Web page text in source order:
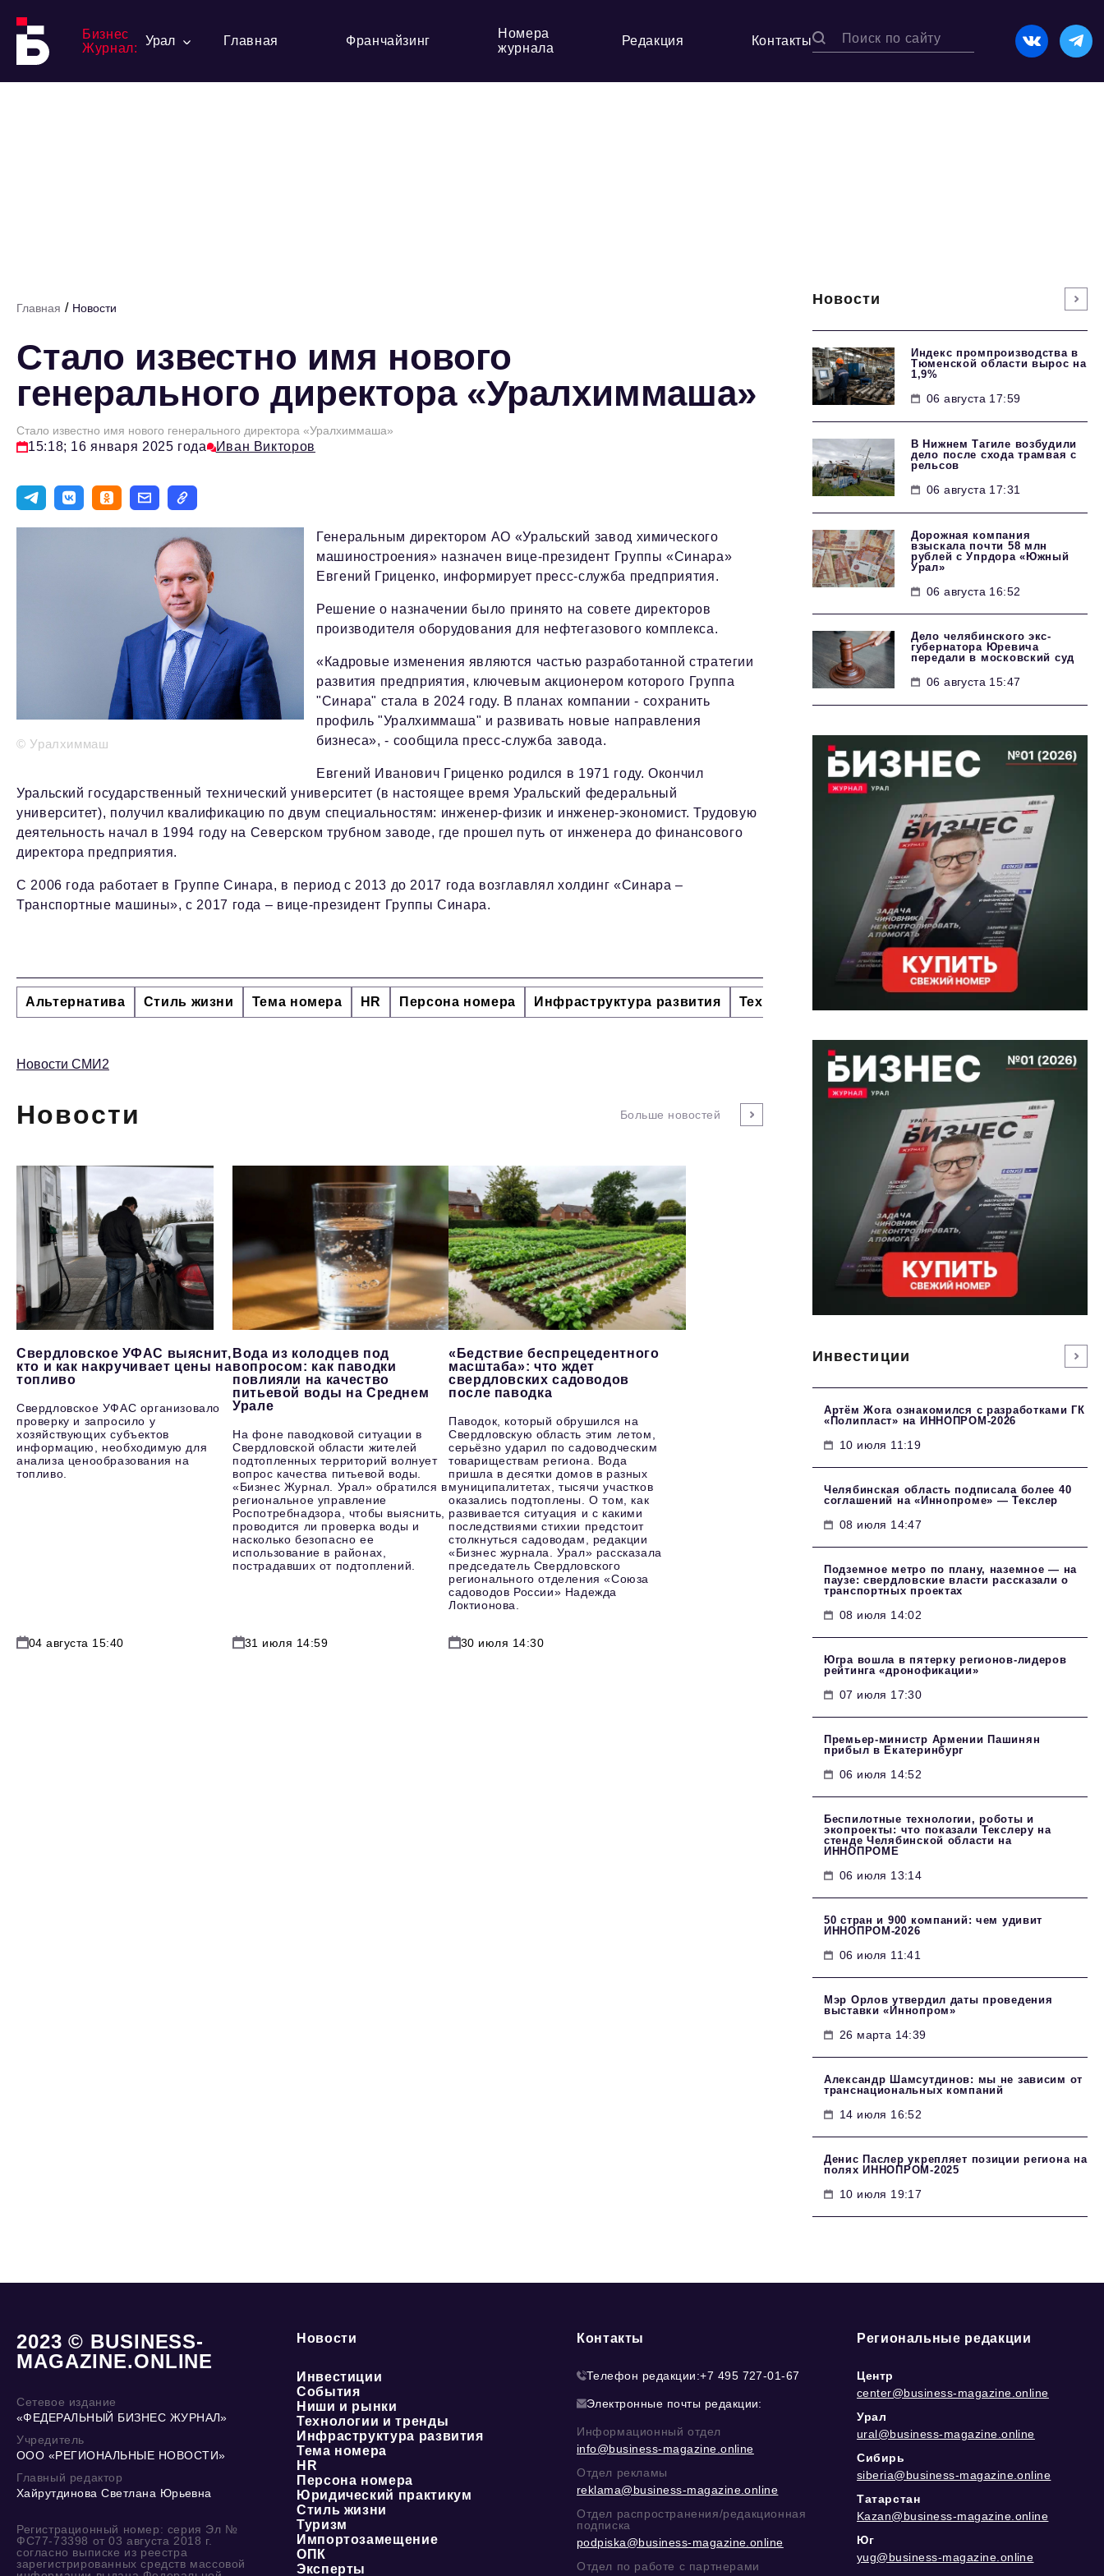
Бизнес
Журнал:
Урал Главная Франчайзинг
Номера
журнала
Редакция Контакты
Главная / Новости
Стало известно имя нового
генерального директора «Уралхиммаша»
Стало известно имя нового генерального директора «Уралхиммаша»
15:18; 16 января 2025 года Иван Викторов
© Уралхиммаш
Генеральным директором АО «Уральский завод химического
машиностроения» назначен вице-президент Группы «Синара»
Евгений Гриценко, информирует пресс-служба предприятия.
Решение о назначении было принято на совете директоров
производителя оборудования для нефтегазового комплекса.
«Кадровые изменения являются частью разработанной стратегии
развития предприятия, ключевым акционером которого Группа
"Синара" стала в 2024 году. В планах компании - сохранить
профиль "Уралхиммаша" и развивать новые направления
бизнеса», - сообщила пресс-служба завода.
Евгений Иванович Гриценко родился в 1971 году. Окончил
Уральский государственный технический университет (в настоящее время Уральский федеральный
университет), получил квалификацию по двум специальностям: инженер-физик и инженер-экономист. Трудовую
деятельность начал в 1994 году на Северском трубном заводе, где прошел путь от инженера до финансового
директора предприятия.
С 2006 года работает в Группе Синара, в период с 2013 до 2017 года возглавлял холдинг «Синара –
Транспортные машины», с 2017 года – вице-президент Группы Синара.
Альтернатива Стиль жизни Тема номера HR Персона номера Инфраструктура развития Технологии и тренды
Новости СМИ2
Новости Больше новостей
Свердловское УФАС выяснит,
кто и как накручивает цены на
топливо
Свердловское УФАС организовало
проверку и запросило у
хозяйствующих субъектов
информацию, необходимую для
анализа ценообразования на
топливо.
04 августа 15:40
Вода из колодцев под
вопросом: как паводки
повлияли на качество
питьевой воды на Среднем
Урале
На фоне паводковой ситуации в
Свердловской области жителей
подтопленных территорий волнует
вопрос качества питьевой воды.
«Бизнес Журнал. Урал» обратился в
региональное управление
Роспотребнадзора, чтобы выяснить,
проводится ли проверка воды и
насколько безопасно ее
использование в районах,
пострадавших от подтоплений.
31 июля 14:59
«Бедствие беспрецедентного
масштаба»: что ждет
свердловских садоводов
после паводка
Паводок, который обрушился на
Свердловскую область этим летом,
серьёзно ударил по садоводческим
товариществам региона. Вода
пришла в десятки домов в разных
муниципалитетах, тысячи участков
оказались подтоплены. О том, как
развивается ситуация и с какими
последствиями стихии предстоит
столкнуться садоводам, редакции
«Бизнес журнала. Урал» рассказала
председатель Свердловского
регионального отделения «Союза
садоводов России» Надежда
Локтионова.
30 июля 14:30
Новости
Индекс промпроизводства в
Тюменской области вырос на
1,9%
06 августа 17:59
В Нижнем Тагиле возбудили
дело после схода трамвая с
рельсов
06 августа 17:31
Дорожная компания
взыскала почти 58 млн
рублей с Упрдора «Южный
Урал»
06 августа 16:52
Дело челябинского экс-
губернатора Юревича
передали в московский суд
06 августа 15:47
Инвестиции
Артём Жога ознакомился с разработками ГК
«Полипласт» на ИННОПРОМ-2026
10 июля 11:19
Челябинская область подписала более 40
соглашений на «Иннопроме» — Текслер
08 июля 14:47
Подземное метро по плану, наземное — на
паузе: свердловские власти рассказали о
транспортных проектах
08 июля 14:02
Югра вошла в пятерку регионов-лидеров
рейтинга «дронофикации»
07 июля 17:30
Премьер-министр Армении Пашинян
прибыл в Екатеринбург
06 июля 14:52
Беспилотные технологии, роботы и
экопроекты: что показали Текслеру на
стенде Челябинской области на
ИННОПРОМЕ
06 июля 13:14
50 стран и 900 компаний: чем удивит
ИННОПРОМ‑2026
06 июля 11:41
Мэр Орлов утвердил даты проведения
выставки «Иннопром»
26 марта 14:39
Александр Шамсутдинов: мы не зависим от
транснациональных компаний
14 июля 16:52
Денис Паслер укрепляет позиции региона на
полях ИННОПРОМ-2025
10 июля 19:17
2023 © BUSINESS-
MAGAZINE.ONLINE
Сетевое издание
«ФЕДЕРАЛЬНЫЙ БИЗНЕС ЖУРНАЛ»
Учредитель
ООО «РЕГИОНАЛЬНЫЕ НОВОСТИ»
Главный редактор
Хайрутдинова Светлана Юрьевна
Регистрационный номер: серия Эл №
ФС77-73398 от 03 августа 2018 г.
согласно выписке из реестра
зарегистрированных средств массовой
Новости
Инвестиции
События
Ниши и рынки
Технологии и тренды
Инфраструктура развития
Тема номера
HR
Персона номера
Юридический практикум
Стиль жизни
Туризм
Импортозамещение
ОПК
Эксперты
Контакты
Телефон редакции:+7 495 727-01-67
Электронные почты редакции:
Информационный отдел
info@business-magazine.online
Отдел рекламы
reklama@business-magazine.online
Отдел распространения/редакционная
подписка
podpiska@business-magazine.online
Отдел по работе с партнерами
Региональные редакции
Центр
center@business-magazine.online
Урал
ural@business-magazine.online
Сибирь
siberia@business-magazine.online
Татарстан
Kazan@business-magazine.online
Юг
yug@business-magazine.online